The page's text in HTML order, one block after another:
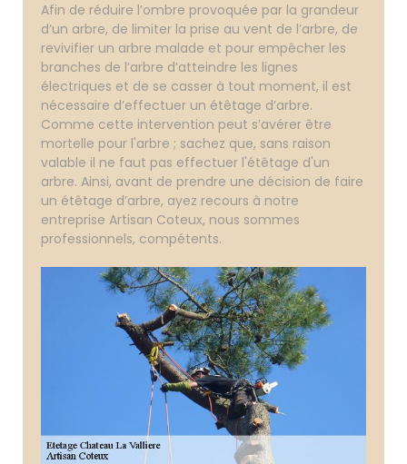
Afin de réduire l’ombre provoquée par la grandeur
d’un arbre, de limiter la prise au vent de l’arbre, de
revivifier un arbre malade et pour empêcher les
branches de l’arbre d’atteindre les lignes
électriques et de se casser à tout moment, il est
nécessaire d’effectuer un étêtage d’arbre.
Comme cette intervention peut s’avérer être
mortelle pour l'arbre ; sachez que, sans raison
valable il ne faut pas effectuer l'étêtage d'un
arbre. Ainsi, avant de prendre une décision de faire
un étêtage d’arbre, ayez recours à notre
entreprise Artisan Coteux, nous sommes
professionnels, compétents.